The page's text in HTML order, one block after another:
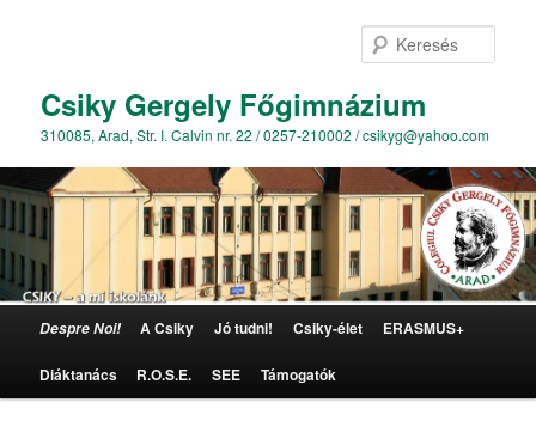
Csiky Gergely Főgimnázium
310085, Arad, Str. I. Calvin nr. 22 / 0257-210002 / csikyg@yahoo.com
Tovább az elsődleges tartalomra
Despre Noi! A Csiky Jó tudni! Csiky-élet ERASMUS+
Diáktanács R.O.S.E. SEE Támogatók